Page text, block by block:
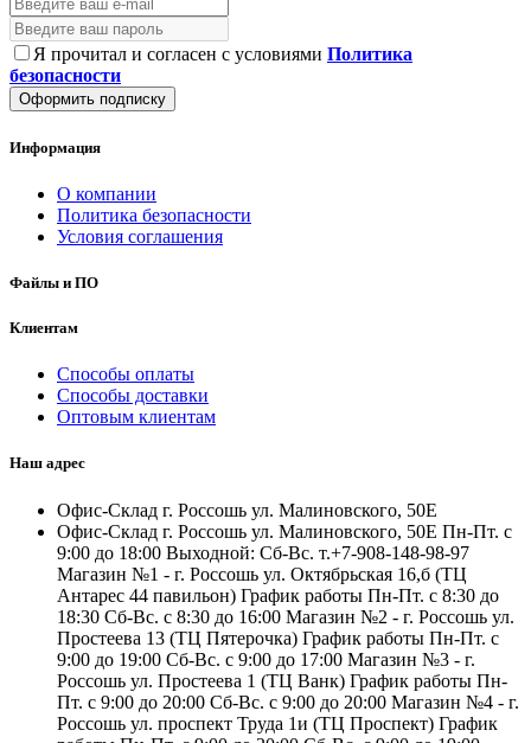
Я прочитал и согласен с условиями Политика
безопасности
Оформить подписку
Информация
О компании
Политика безопасности
Условия соглашения
Файлы и ПО
Клиентам
Способы оплаты
Способы доставки
Оптовым клиентам
Наш адрес
Офис-Склад г. Россошь ул. Малиновского, 50Е
Офис-Склад г. Россошь ул. Малиновского, 50Е Пн-Пт. с
9:00 до 18:00 Выходной: Сб-Вс. т.+7-908-148-98-97
Магазин №1 - г. Россошь ул. Октябрьская 16,б (ТЦ
Антарес 44 павильон) График работы Пн-Пт. с 8:30 до
18:30 Сб-Вс. с 8:30 до 16:00 Магазин №2 - г. Россошь ул.
Простеева 13 (ТЦ Пятерочка) График работы Пн-Пт. с
9:00 до 19:00 Сб-Вс. с 9:00 до 17:00 Магазин №3 - г.
Россошь ул. Простеева 1 (ТЦ Ванк) График работы Пн-
Пт. с 9:00 до 20:00 Сб-Вс. с 9:00 до 20:00 Магазин №4 - г.
Россошь ул. проспект Труда 1и (ТЦ Проспект) График